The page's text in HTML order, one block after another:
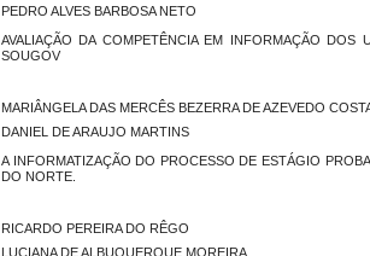
PEDRO ALVES BARBOSA NETO
AVALIAÇÃO DA COMPETÊNCIA EM INFORMAÇÃO
SOUGOV
MARIÂNGELA DAS MERCÊS BEZERRA DE AZEVEDO
DANIEL DE ARAUJO MARTINS
A INFORMATIZAÇÃO DO PROCESSO DE ESTÁGIO
DO NORTE.
RICARDO PEREIRA DO RÊGO
LUCIANA DE ALBUQUERQUE MOREIRA